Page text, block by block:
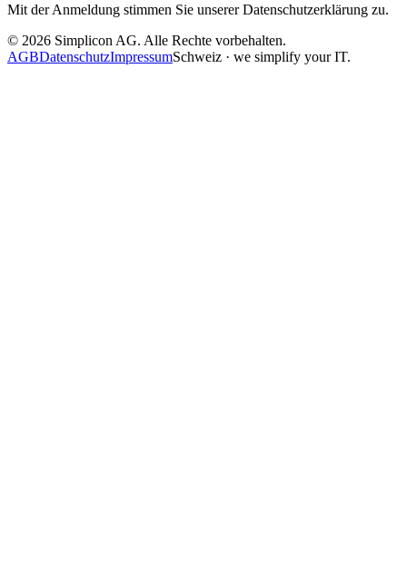
Mit der Anmeldung stimmen Sie unserer Datenschutzerklärung zu.
© 2026 Simplicon AG. Alle Rechte vorbehalten.
AGBDatenschutzImpressumSchweiz · we simplify your IT.